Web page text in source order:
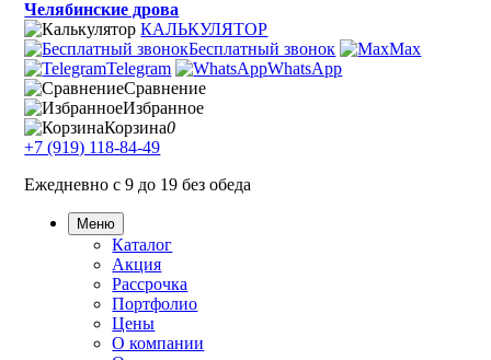
Челябинские дрова
КАЛЬКУЛЯТОР
Бесплатный звонок
Max
Telegram
WhatsApp
Сравнение
Избранное
Корзина0
+7 (919) 118-84-49
Ежедневно с 9 до 19 без обеда
Меню
Каталог
Акция
Рассрочка
Портфолио
Цены
О компании